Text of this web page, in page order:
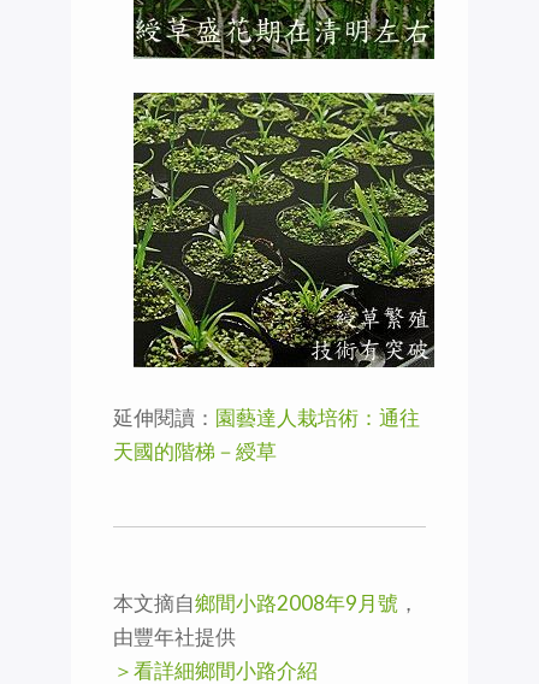
延伸閱讀： 園藝達人栽培術：通往
天國的階梯－綬草
本文摘自鄉間小路2008年9月號 ，
由豐年社提供
＞看詳細鄉間小路介紹